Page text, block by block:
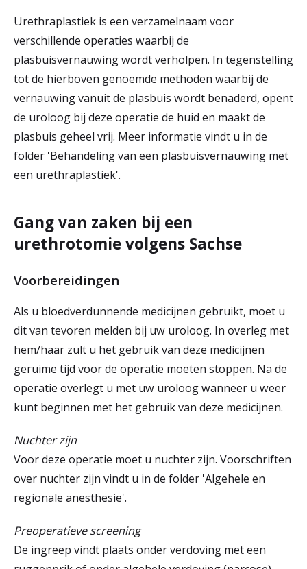
Urethraplastiek is een verzamelnaam voor
verschillende operaties waarbij de
plasbuisvernauwing wordt verholpen. In tegenstelling
tot de hierboven genoemde methoden waarbij de
vernauwing vanuit de plasbuis wordt benaderd, opent
de uroloog bij deze operatie de huid en maakt de
plasbuis geheel vrij. Meer informatie vindt u in de
folder 'Behandeling van een plasbuisvernauwing met
een urethraplastiek'.
Gang van zaken bij een
urethrotomie volgens Sachse
Voorbereidingen
Als u bloedverdunnende medicijnen gebruikt, moet u
dit van tevoren melden bij uw uroloog. In overleg met
hem/haar zult u het gebruik van deze medicijnen
geruime tijd voor de operatie moeten stoppen. Na de
operatie overlegt u met uw uroloog wanneer u weer
kunt beginnen met het gebruik van deze medicijnen.
Nuchter zijn
Voor deze operatie moet u nuchter zijn. Voorschriften
over nuchter zijn vindt u in de folder 'Algehele en
regionale anesthesie'.
Preoperatieve screening
De ingreep vindt plaats onder verdoving met een